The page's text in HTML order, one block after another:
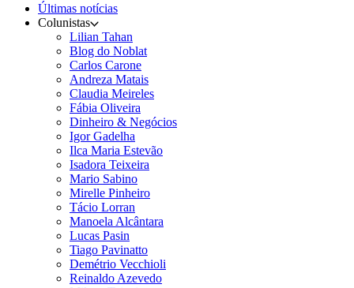
Últimas notícias
Colunistas
Lilian Tahan
Blog do Noblat
Carlos Carone
Andreza Matais
Claudia Meireles
Fábia Oliveira
Dinheiro & Negócios
Igor Gadelha
Ilca Maria Estevão
Isadora Teixeira
Mario Sabino
Mirelle Pinheiro
Tácio Lorran
Manoela Alcântara
Lucas Pasin
Tiago Pavinatto
Demétrio Vecchioli
Reinaldo Azevedo